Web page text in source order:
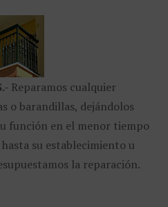
Reparamos cualquier
o barandillas, dejándolos
función en el menor tiempo
su establecimiento u
la reparación.